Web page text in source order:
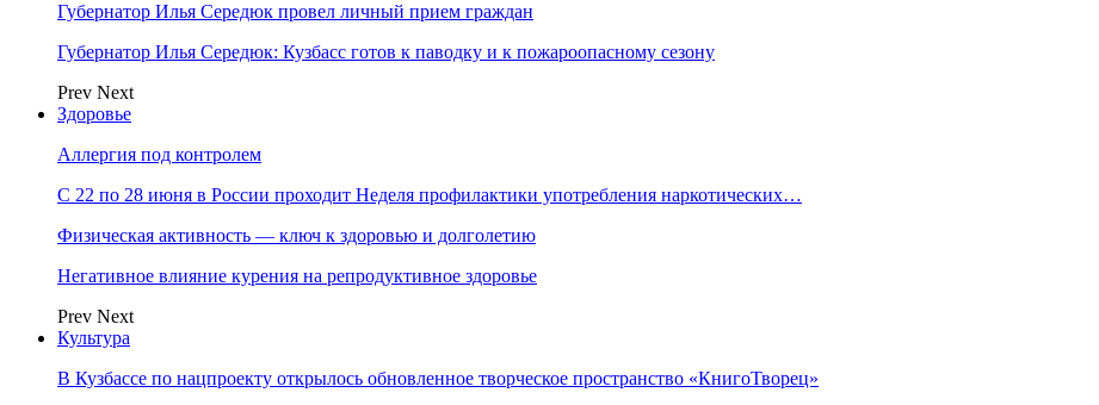
Губернатор Илья Середюк провел личный прием граждан
Губернатор Илья Середюк: Кузбасс готов к паводку и к пожароопасному сезону
Prev Next
Здоровье
Аллергия под контролем
С 22 по 28 июня в России проходит Неделя профилактики употребления наркотических…
Физическая активность — ключ к здоровью и долголетию
Негативное влияние курения на репродуктивное здоровье
Prev Next
Культура
В Кузбассе по нацпроекту открылось обновленное творческое пространство «КнигоТворец»